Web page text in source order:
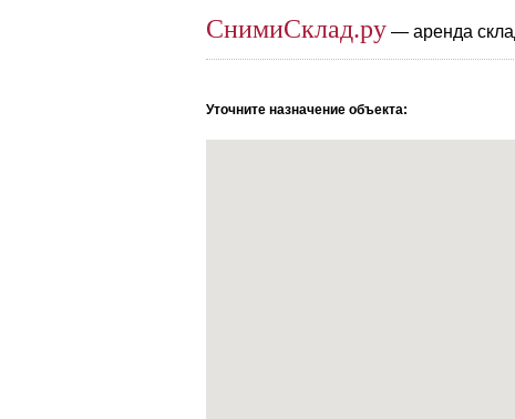
СнимиСклад.ру — аренда
Уточните назначение объекта: